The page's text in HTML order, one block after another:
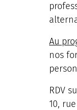
Au
nos
RDV
10,